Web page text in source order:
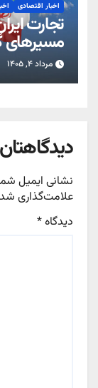
اخبار اقتصادی
تجارت
مسیرهای
مرداد ۴, ۱۴۰۵
نشانی ایمیل
علامت‌گذاری
دیدگاه*